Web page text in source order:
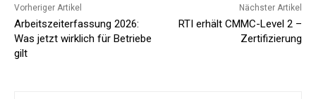
Vorheriger Artikel
Arbeitszeiterfassung 2026:
Was jetzt wirklich für Betriebe
gilt
Nächster Artikel
RTI erhält CMMC-Level 2 –
Zertifizierung